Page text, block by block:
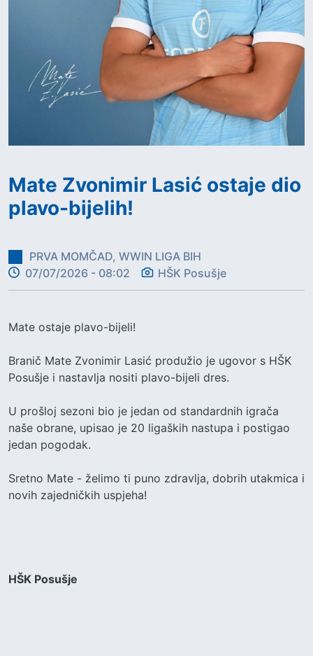
Mate Zvonimir Lasić ostaje dio
plavo-bijelih!
PRVA MOMČAD, WWIN LIGA BIH
07/07/2026 - 08:02
HŠK Posušje
Mate ostaje plavo-bijeli!
Branič Mate Zvonimir Lasić produžio je ugovor s HŠK
Posušje i nastavlja nositi plavo-bijeli dres.
U prošloj sezoni bio je jedan od standardnih igrača
naše obrane, upisao je 20 ligaških nastupa i postigao
jedan pogodak.
Sretno Mate - želimo ti puno zdravlja, dobrih utakmica i
novih zajedničkih uspjeha!
HŠK Posušje